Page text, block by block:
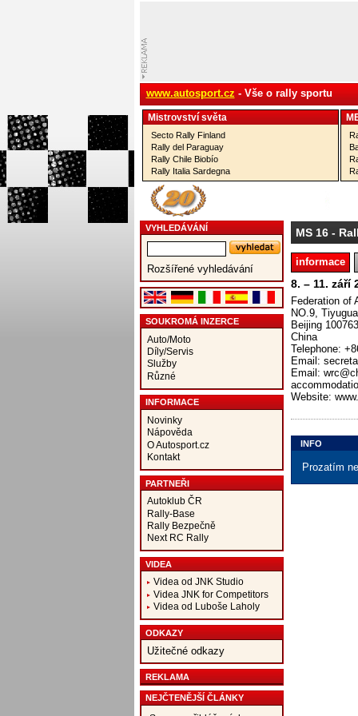
www.autosport.cz - Vše o rally sportu
Mistrovství­ světa
Secto Rally Finland
Rally del Paraguay
Rally Chile Biobío
Rally Italia Sardegna
VYHLEDÁVÁNÍ
Rozšířené vyhledávání
SOUKROMÁ INZERCE
Auto/Moto
Díly/Servis
Služby
Různé
INFORMACE
Novinky
Nápověda
O Autosport.cz
Kontakt
PARTNEŘI
Autoklub ČR
Rally-Base
Rally Bezpečně
Next RC Rally
VIDEA
Videa od JNK Studio
Videa JNK for Competitors
Videa od Luboše Laholy
ODKAZY
Užitečné odkazy
REKLAMA
NEJČTENĚJŠÍ ČLÁNKY
MS 16-
informace
8. – 11. září
Federation of
NO.9,
Beijing 100763
China
Telephone:
Email:
Email:
Website:
INFO
Prozatím